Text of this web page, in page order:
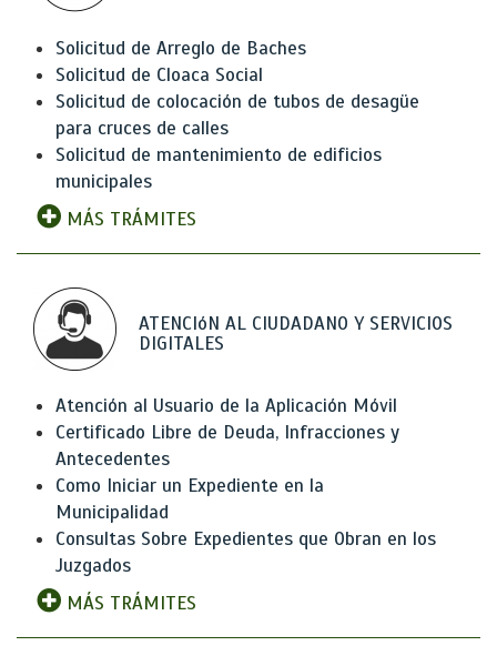
Solicitud de Arreglo de Baches
Solicitud de Cloaca Social
Solicitud de colocación de tubos de desagüe
para cruces de calles
Solicitud de mantenimiento de edificios
municipales
MÁS TRÁMITES
ATENCIóN AL CIUDADANO Y SERVICIOS
DIGITALES
Atención al Usuario de la Aplicación Móvil
Certificado Libre de Deuda, Infracciones y
Antecedentes
Como Iniciar un Expediente en la
Municipalidad
Consultas Sobre Expedientes que Obran en los
Juzgados
MÁS TRÁMITES